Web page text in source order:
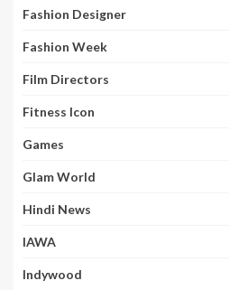
Fashion Designer
Fashion Week
Film Directors
Fitness Icon
Games
Glam World
Hindi News
IAWA
Indywood